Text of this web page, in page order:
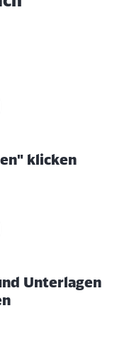
klicken
Unterlagen